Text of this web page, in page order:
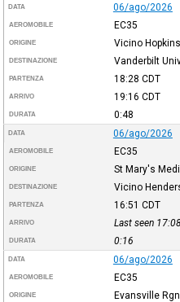
DATA 06/ago/2026
AEROMOBILE EC35
ORIGINE Vicino
DESTINAZIONE Vanderbilt
PARTENZA 18:28 CDT
ARRIVO 19:16 CDT
DURATA 0:48
DATA 06/ago/2026
AEROMOBILE EC35
ORIGINE St Mary's
DESTINAZIONE Vicino
PARTENZA 16:51 CDT
ARRIVO Last seen
DURATA 0:16
DATA 06/ago/2026
AEROMOBILE EC35
ORIGINE Evansville Rgnl